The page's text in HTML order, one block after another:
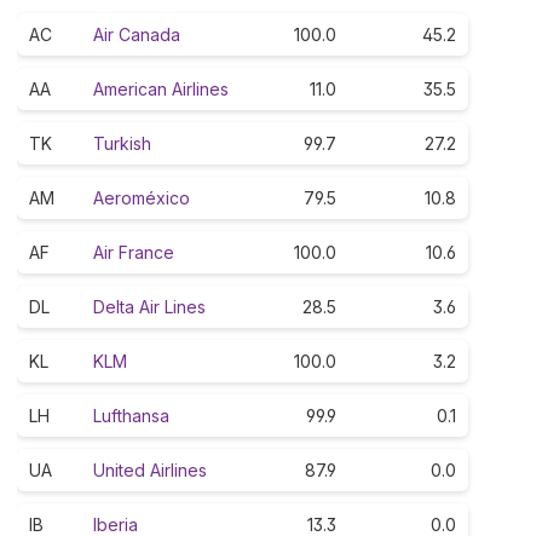
AC Air Canada 100.0 45.2
AA American Airlines 11.0 35.5
TK Turkish 99.7 27.2
AM Aeroméxico 79.5 10.8
AF Air France 100.0 10.6
DL Delta Air Lines 28.5 3.6
KL KLM 100.0 3.2
LH Lufthansa 99.9 0.1
UA United Airlines 87.9 0.0
IB Iberia 13.3 0.0